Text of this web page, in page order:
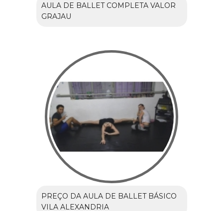
AULA DE BALLET COMPLETA VALOR
GRAJAU
PREÇO DA AULA DE BALLET BÁSICO
VILA ALEXANDRIA